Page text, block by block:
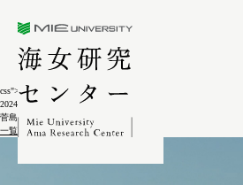
css">
2024.02.04
菅島しろんご祭(複写写真)5-6-1
一覧に戻る